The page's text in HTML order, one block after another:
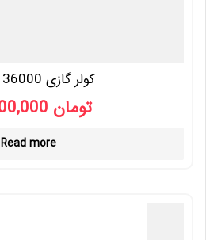
کولر گازی 36000 ال جی
تومان
Read more